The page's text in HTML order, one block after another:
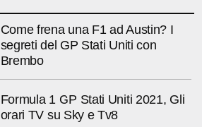
Come frena una F1 ad Austin? I
segreti del GP Stati Uniti con
Brembo
Formula 1 GP Stati Uniti 2021, Gli
orari TV su Sky e Tv8